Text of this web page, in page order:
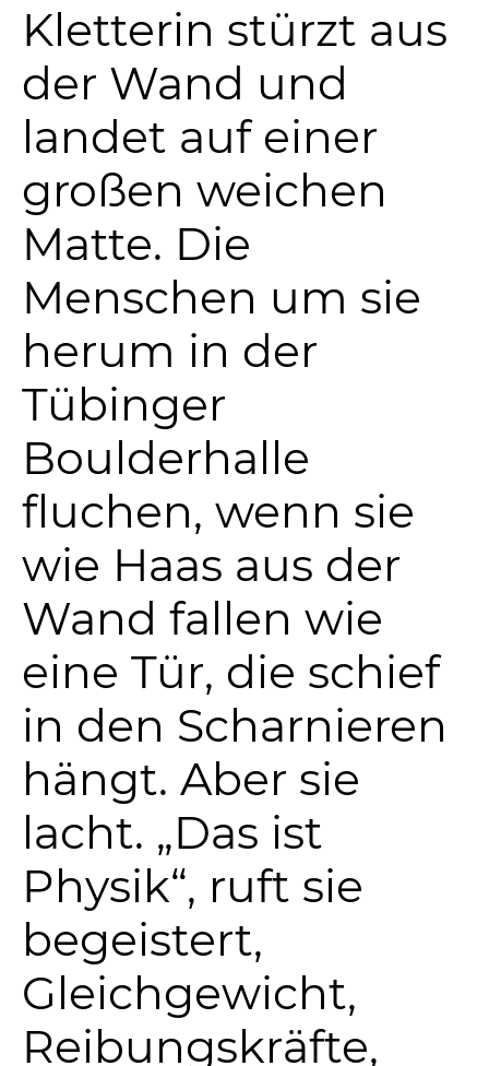
Kletterin stürzt aus
der Wand und
landet auf einer
großen weichen
Matte. Die
Menschen um sie
herum in der
Tübinger
Boulderhalle
fluchen, wenn sie
wie Haas aus der
Wand fallen wie
eine Tür, die schief
in den Scharnieren
hängt. Aber sie
lacht. „Das ist
Physik“, ruft sie
begeistert,
Gleichgewicht,
Reibungskräfte,